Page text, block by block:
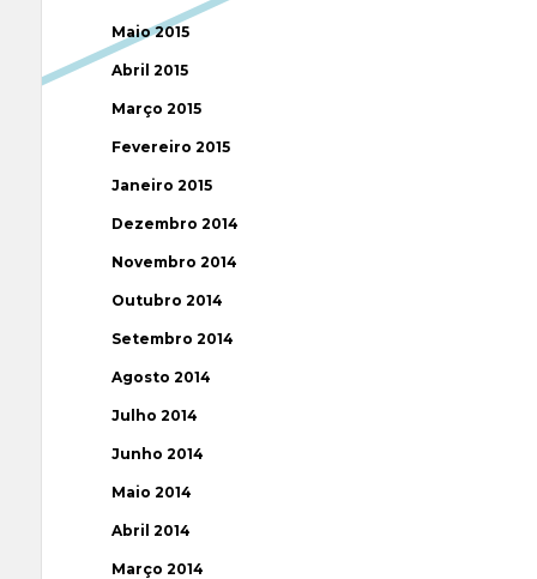
Maio 2015
Abril 2015
Março 2015
Fevereiro 2015
Janeiro 2015
Dezembro 2014
Novembro 2014
Outubro 2014
Setembro 2014
Agosto 2014
Julho 2014
Junho 2014
Maio 2014
Abril 2014
Março 2014